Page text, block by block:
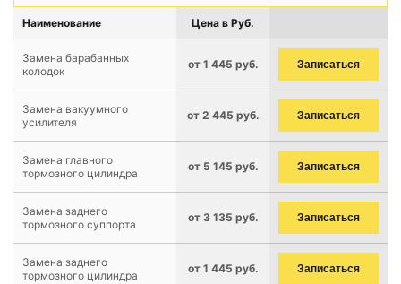
Наименование Цена в Руб.
Замена барабанных
колодок
от 1 445 руб. Записаться
Замена вакуумного
усилителя
от 2 445 руб. Записаться
Замена главного
тормозного цилиндра
от 5 145 руб. Записаться
Замена заднего
тормозного суппорта
от 3 135 руб. Записаться
Замена заднего
тормозного цилиндра
от 1 445 руб. Записаться